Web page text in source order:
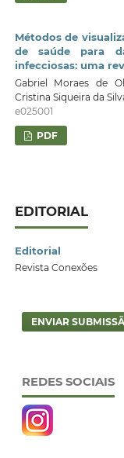
Métodos de
de saúde para
infecciosas: uma
Gabriel Moraes de
Cristina Siqueira da
e025001
PDF
EDITORIAL
Editorial
Revista Conexões
ENVIAR
REDES SOCIAIS